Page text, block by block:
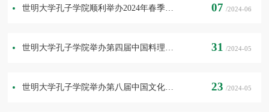
07 /2024-06
31 /2024-05
23 /2024-05